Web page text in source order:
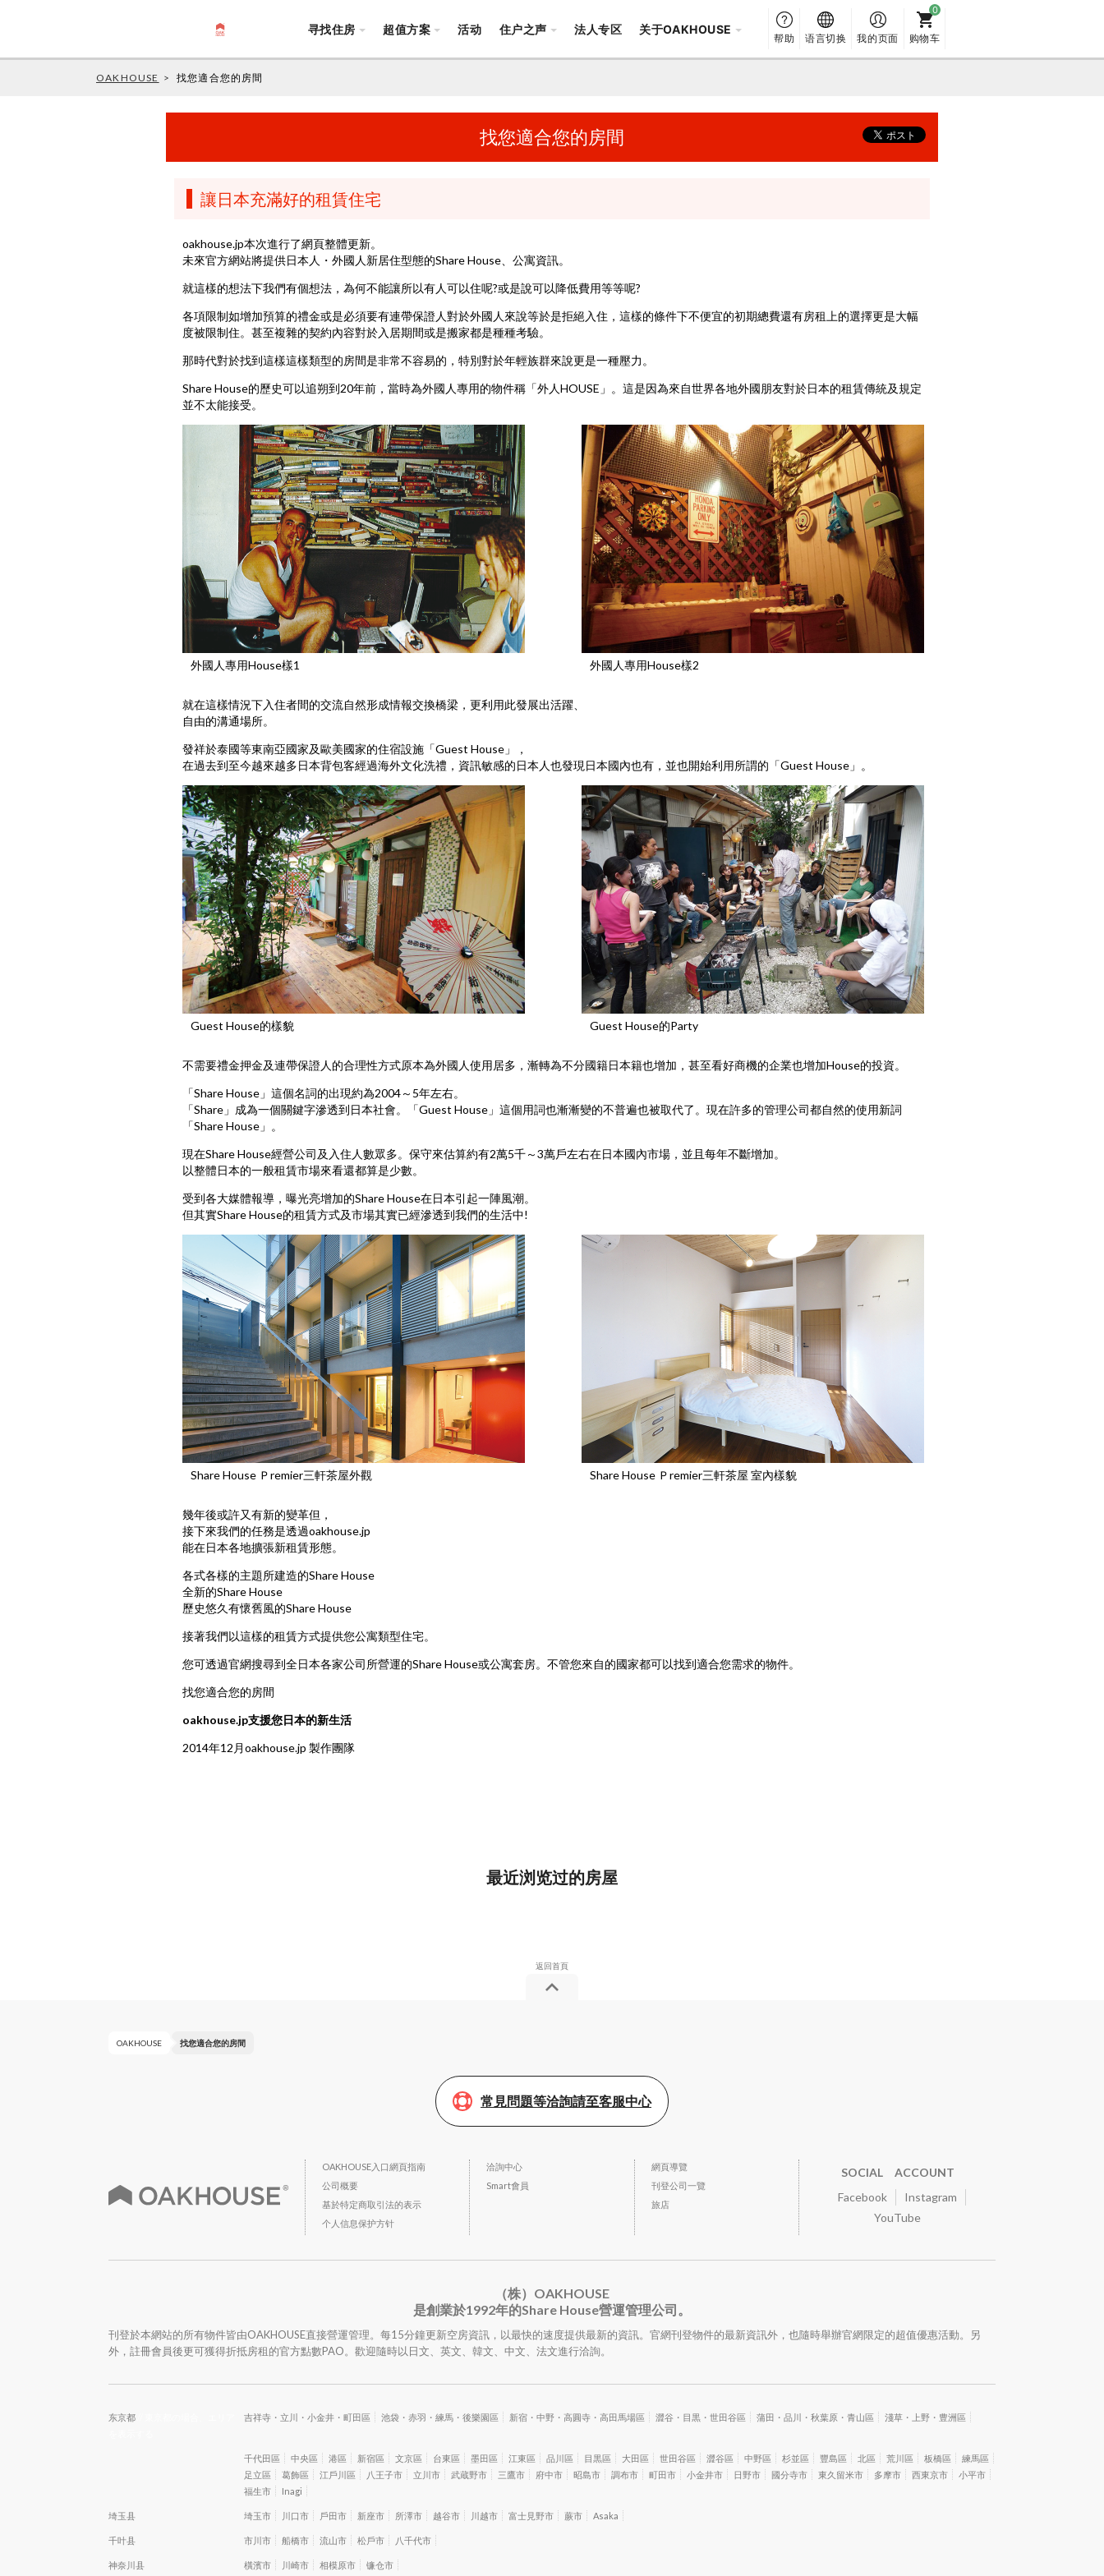
寻找住房 超值方案 活动 住户之声 法人专区 关于OAKHOUSE
帮助 语言切换 我的页面 购物车
OAKHOUSE 找您適合您的房間
找您適合您的房間
讓日本充滿好的租賃住宅
oakhouse.jp本次進行了網頁整體更新。
未來官方網站將提供日本人・外國人新居住型態的Share House、公寓資訊。
就這樣的想法下我們有個想法，為何不能讓所以有人可以住呢?或是說可以降低費用等等呢?
各項限制如增加預算的禮金或是必須要有連帶保證人對於外國人來說等於是拒絕入住，這樣的條件下不便宜的初期總費還有房租上的選擇更是大幅
度被限制住。甚至複雜的契約內容對於入居期間或是搬家都是種種考驗。
那時代對於找到這樣這樣類型的房間是非常不容易的，特別對於年輕族群來說更是一種壓力。
Share House的歷史可以追朔到20年前，當時為外國人專用的物件稱「外人HOUSE」。這是因為來自世界各地外國朋友對於日本的租賃傳統及規定
並不太能接受。
外國人專用House樣1 外國人專用House樣2
就在這樣情況下入住者間的交流自然形成情報交換橋梁，更利用此發展出活躍、
自由的溝通場所。
發祥於泰國等東南亞國家及歐美國家的住宿設施「Guest House」，
在過去到至今越來越多日本背包客經過海外文化洗禮，資訊敏感的日本人也發現日本國內也有，並也開始利用所謂的「Guest House」。
Guest House的樣貌 Guest House的Party
不需要禮金押金及連帶保證人的合理性方式原本為外國人使用居多，漸轉為不分國籍日本籍也增加，甚至看好商機的企業也增加House的投資。
「Share House」這個名詞的出現約為2004～5年左右。
「Share」成為一個關鍵字滲透到日本社會。「Guest House」這個用詞也漸漸變的不普遍也被取代了。現在許多的管理公司都自然的使用新詞
「Share House」。
現在Share House經營公司及入住人數眾多。保守來估算約有2萬5千～3萬戶左右在日本國內市場，並且每年不斷增加。
以整體日本的一般租賃市場來看還都算是少數。
受到各大媒體報導，曝光亮增加的Share House在日本引起一陣風潮。
但其實Share House的租賃方式及市場其實已經滲透到我們的生活中!
Share House Ｐremier三軒茶屋外觀 Share House Ｐremier三軒茶屋 室內樣貌
幾年後或許又有新的變革但，
接下來我們的任務是透過oakhouse.jp
能在日本各地擴張新租賃形態。
各式各樣的主題所建造的Share House
全新的Share House
歷史悠久有懷舊風的Share House
接著我們以這樣的租賃方式提供您公寓類型住宅。
您可透過官網搜尋到全日本各家公司所營運的Share House或公寓套房。不管您來自的國家都可以找到適合您需求的物件。
找您適合您的房間
oakhouse.jp支援您日本的新生活
2014年12月oakhouse.jp 製作團隊
最近浏览过的房屋
OAKHOUSE 找您適合您的房間
常見問題等洽詢請至客服中心
OAKHOUSE入口網頁指南
公司概要
基於特定商取引法的表示
个人信息保护方针
洽詢中心
Smart會員
網頁導覽
刊登公司一覽
旅店
SOCIAL ACCOUNT
Facebook
Instagram
YouTube
（株）OAKHOUSE
是創業於1992年的Share House營運管理公司。
刊登於本網站的所有物件皆由OAKHOUSE直接營運管理。每15分鐘更新空房資訊，以最快的速度提供最新的資訊。官網刊登物件的最新資訊外，也隨時舉辦官網限定的超值優惠活動。另
外，註冊會員後更可獲得折抵房租的官方點數PAO。歡迎隨時以日文、英文、韓文、中文、法文進行洽詢。
东京都 吉祥寺・立川・小金井・町田區 池袋・赤羽・練馬・後樂園區 新宿・中野・高圓寺・高田馬場區 澀谷・目黒・世田谷區 蒲田・品川・秋葉原・青山區 淺草・上野・豊洲區
千代田區 中央區 港區 新宿區 文京區 台東區 墨田區 江東區 品川區 目黒區 大田區 世田谷區 澀谷區 中野區 杉並區 豐島區 北區 荒川區 板橋區
練馬區
足立區
葛飾區 江戶川區 八王子市 立川市 武蔵野市 三鷹市 府中市 昭島市 調布市 町田市 小金井市 日野市 國分寺市 東久留米市 多摩市 西東京市
小平市
福生市
Inagi
埼玉县 埼玉市 川口市 戶田市 新座市 所澤市 越谷市 川越市 富士見野市 蕨市 Asaka
千叶县 市川市 船橋市 流山市 松戶市 八千代市
神奈川县 橫濱市 川崎市 相模原市 镰仓市